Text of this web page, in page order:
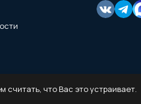
что Вас это устраивает.